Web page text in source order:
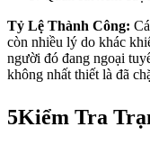
Tỷ Lệ Thành Công:
còn nhiều lý do khác
người đó đang ngoại
không nhất thiết là đã
5Kiểm Tra